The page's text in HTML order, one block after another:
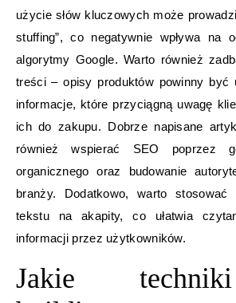
użycie słów kluczowych może
stuffing”, co negatywnie wpływa na
algorytmy Google. Warto również
treści – opisy produktów powinny być
informacje, które przyciągną uwagę
ich do zakupu. Dobrze napisane
również wspierać SEO poprzez
organicznego oraz budowanie
branży. Dodatkowo, warto stosować
tekstu na akapity, co ułatwia
informacji przez użytkowników.
Jakie